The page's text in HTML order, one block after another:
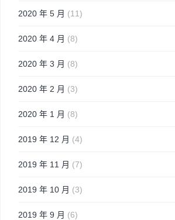
2020 年 5 月 (11)
2020 年 4 月 (8)
2020 年 3 月 (8)
2020 年 2 月 (3)
2020 年 1 月 (8)
2019 年 12 月 (4)
2019 年 11 月 (7)
2019 年 10 月 (3)
2019 年 9 月 (6)